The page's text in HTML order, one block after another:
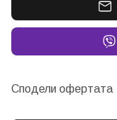
Сподели офертата